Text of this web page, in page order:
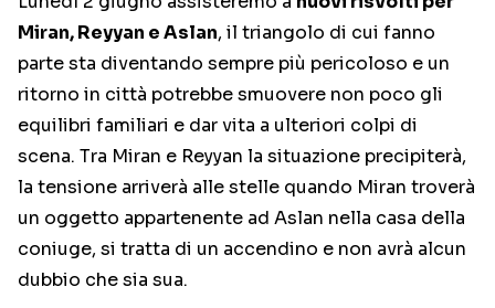
Miran, Reyyan e Aslan, il triangolo di cui fanno
parte sta diventando sempre più pericoloso e un
ritorno in città potrebbe smuovere non poco gli
equilibri familiari e dar vita a ulteriori colpi di
scena. Tra Miran e Reyyan la situazione precipiterà,
la tensione arriverà alle stelle quando Miran troverà
un oggetto appartenente ad Aslan nella casa della
coniuge, si tratta di un accendino e non avrà alcun
dubbio che sia sua.